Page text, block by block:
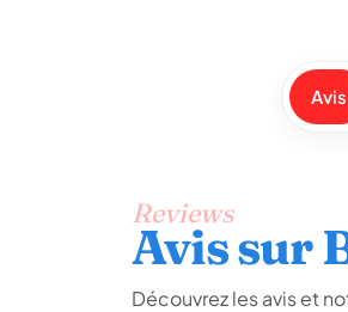
Avis
Reviews
Avis sur
Découvrez les avis et